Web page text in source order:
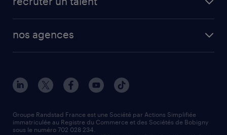
manutentionnaire
assistant administratif
comptable
solutions opérationnelles
contact entreprise
faq intérim / recrutement
nos agences
nos agences par ville
nos agences par région
nos cabinets de recrutement
Groupe Randstad France est une Société par Actions Simplifiée
immatriculée au Registre du Commerce et des Sociétés de Bobigny
sous le numéro 702 028 234.